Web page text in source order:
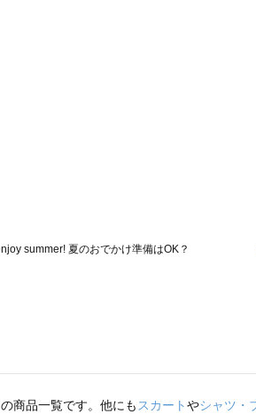
の商品一覧です。他にも スカートやシャツ・